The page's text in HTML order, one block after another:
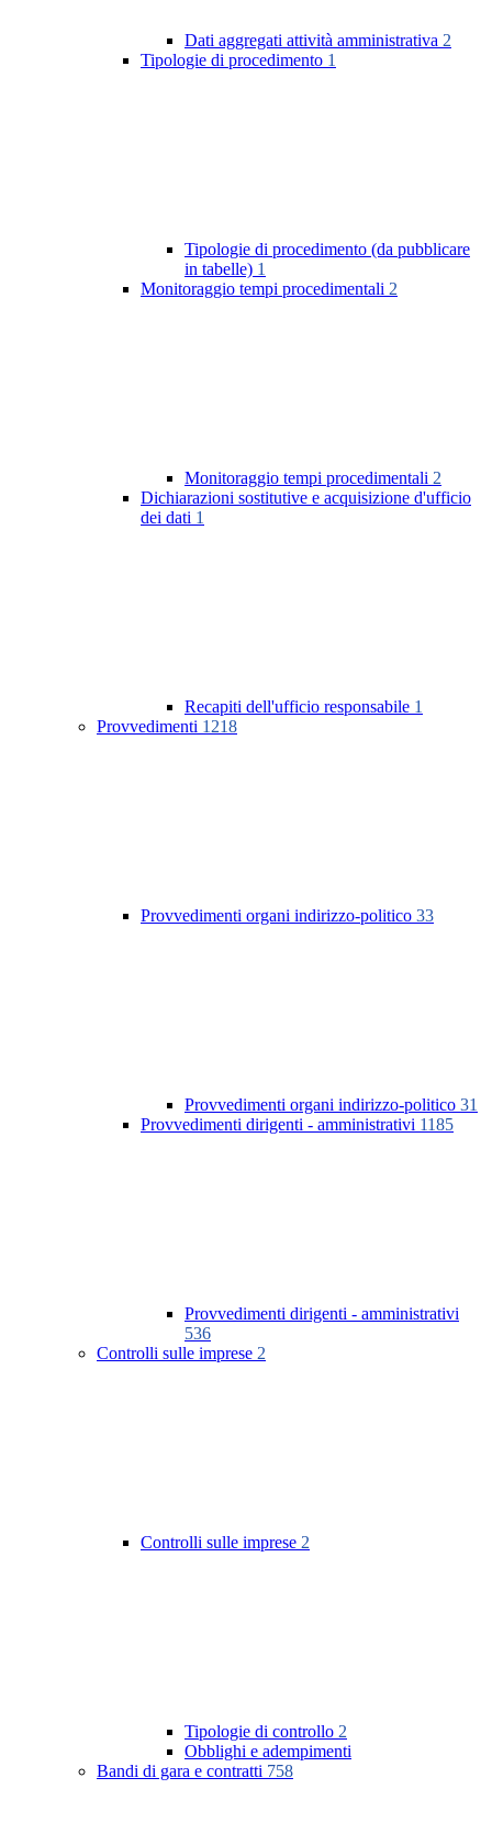
Dati aggregati attività amministrativa 2
Tipologie di procedimento 1
Tipologie di procedimento (da pubblicare
in tabelle) 1
Monitoraggio tempi procedimentali 2
Monitoraggio tempi procedimentali 2
Dichiarazioni sostitutive e acquisizione d'ufficio
dei dati 1
Recapiti dell'ufficio responsabile 1
Provvedimenti 1218
Provvedimenti organi indirizzo-politico 33
Provvedimenti organi indirizzo-politico 31
Provvedimenti dirigenti - amministrativi 1185
Provvedimenti dirigenti - amministrativi
536
Controlli sulle imprese 2
Controlli sulle imprese 2
Tipologie di controllo 2
Obblighi e adempimenti
Bandi di gara e contratti 758